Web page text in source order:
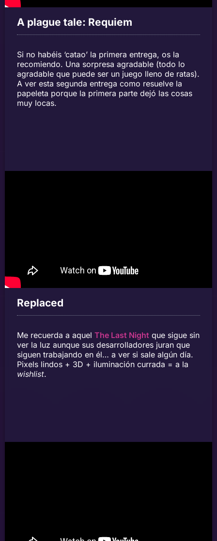
A plague tale: Requiem
Si no habéis ‘catao’ la primera entrega, os la
recomiendo. Una sorpresa agradable (todo lo
agradable que puede ser un juego lleno de ratas).
A ver esta segunda entrega como resuelve la
papeleta porque la primera parte dejó las cosas
muy locas.
Replaced
Me recuerda a aquel The Last Night que sigue sin
ver la luz aunque sus desarrolladores juran que
siguen trabajando en él… a ver si sale algún día.
Pixels lindos + 3D + iluminación currada = a la
wishlist.